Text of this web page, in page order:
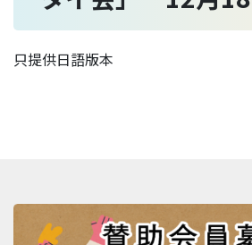
只提供日語版本